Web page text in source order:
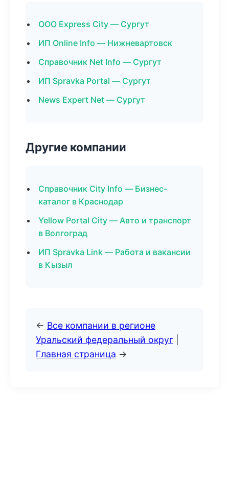
ООО Express City — Сургут
ИП Online Info — Нижневартовск
Справочник Net Info — Сургут
ИП Spravka Portal — Сургут
News Expert Net — Сургут
Другие компании
Справочник City Info — Бизнес-
каталог в Краснодар
Yellow Portal City — Авто и транспорт
в Волгоград
ИП Spravka Link — Работа и вакансии
в Кызыл
← Все компании в регионе
Уральский федеральный округ
Главная страница →